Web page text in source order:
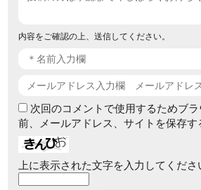
内容をご確認の上、送信してください。
次回のコメントで使用するためブ
前、メールアドレス、サイトを保存す
上に表示された文字を入力してくださ